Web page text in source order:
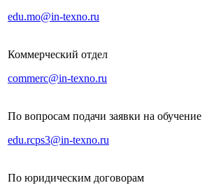
edu.mo@in-texno.ru
Коммерческий отдел
commerc@in-texno.ru
По вопросам подачи заявки на обучение
edu.rcps3@in-texno.ru
По юридическим договорам